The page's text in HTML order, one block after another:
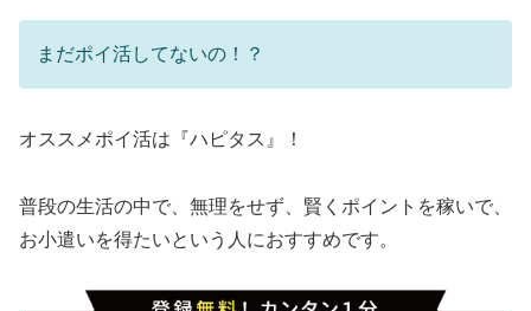
まだポイ活してないの！？
オススメポイ活は『ハピタス』！
普段の生活の中で、無理をせず、賢くポイントを稼いで、
お小遣いを得たいという人におすすめです。